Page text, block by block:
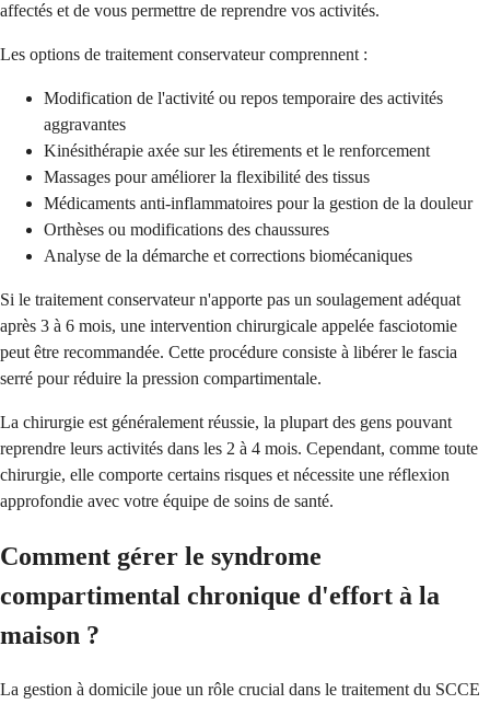
affectés et de vous permettre de reprendre vos activités.
Les options de traitement conservateur comprennent :
Modification de l'activité ou repos temporaire des activités
aggravantes
Kinésithérapie axée sur les étirements et le renforcement
Massages pour améliorer la flexibilité des tissus
Médicaments anti-inflammatoires pour la gestion de la douleur
Orthèses ou modifications des chaussures
Analyse de la démarche et corrections biomécaniques
Si le traitement conservateur n'apporte pas un soulagement adéquat
après 3 à 6 mois, une intervention chirurgicale appelée fasciotomie
peut être recommandée. Cette procédure consiste à libérer le fascia
serré pour réduire la pression compartimentale.
La chirurgie est généralement réussie, la plupart des gens pouvant
reprendre leurs activités dans les 2 à 4 mois. Cependant, comme toute
chirurgie, elle comporte certains risques et nécessite une réflexion
approfondie avec votre équipe de soins de santé.
Comment gérer le syndrome
compartimental chronique d'effort à la
maison ?
La gestion à domicile joue un rôle crucial dans le traitement du SCCE